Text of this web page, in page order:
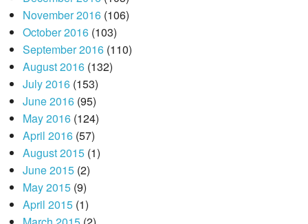
November 2016(106)
October 2016(103)
September 2016(110)
August 2016(132)
July 2016(153)
June 2016(95)
May 2016(124)
April 2016(57)
August 2015(1)
June 2015(2)
May 2015(9)
April 2015(1)